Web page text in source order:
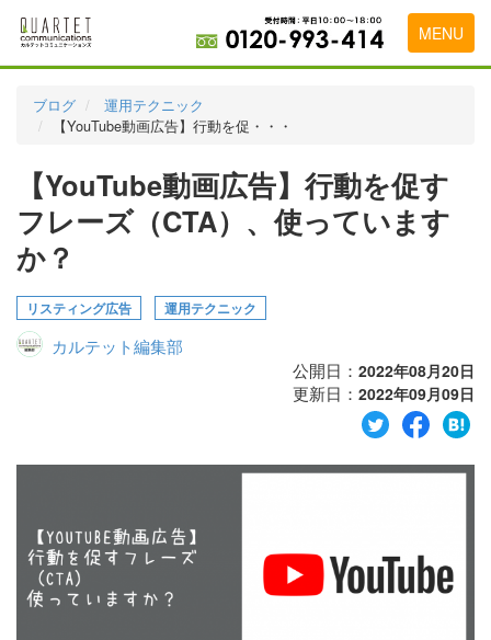
MENU
料金表
実績・お客様の声
初めて導入をお考えの方
代理店の乗り換えをお考えの方
広告代理店・HP制作会社様へ
お申し込みから運用開始までの流れ
ブログ
運用テクニック
【YouTube動画広告】行動を促・・・
【YouTube動画広告】行動を促す
フレーズ（CTA）、使っています
か？
リスティング広告 運用テクニック
カルテット編集部
公開日： 2022年08月20日
更新日： 2022年09月09日